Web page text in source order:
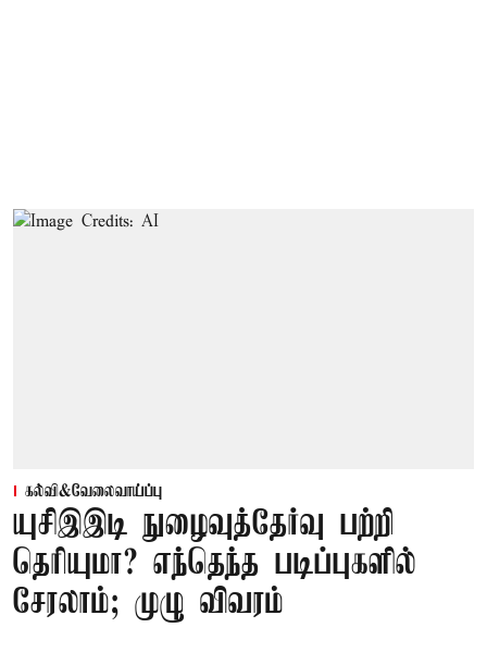
கல்வி&வேலைவாய்ப்பு
யுசிஇஇடி நுழைவுத்தேர்வு பற்றி
தெரியுமா? எந்தெந்த படிப்புகளில்
சேரலாம்; முழு விவரம்